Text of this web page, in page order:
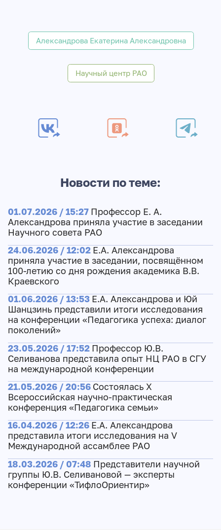
Александрова Екатерина Александровна
Научный центр РАО
Новости по теме:
01.07.2026 / 15:27 Профессор Е. А.
Александрова приняла участие в заседании
Научного совета РАО
24.06.2026 / 12:02 Е.А. Александрова
приняла участие в заседании, посвящённом
100-летию со дня рождения академика В.В.
Краевского
01.06.2026 / 13:53 Е.А. Александрова и Юй
Шанцзинь представили итоги исследования
на конференции «Педагогика успеха: диалог
поколений»
23.05.2026 / 17:52 Профессор Ю.В.
Селиванова представила опыт НЦ РАО в СГУ
на международной конференции
21.05.2026 / 20:56 Состоялась X
Всероссийская научно-практическая
конференция «Педагогика семьи»
16.04.2026 / 12:26 Е.А. Александрова
представила итоги исследования на V
Международной ассамблее РАО
18.03.2026 / 07:48 Представители научной
группы Ю.В. Селивановой — эксперты
конференции «ТифлоОриентир»